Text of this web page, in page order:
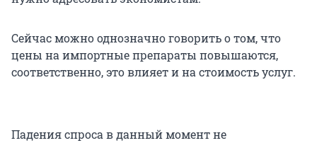
Сейчас можно однозначно говорить о том, что
цены на импортные препараты повышаются,
соответственно, это влияет и на стоимость услуг.
Падения спроса в данный момент не